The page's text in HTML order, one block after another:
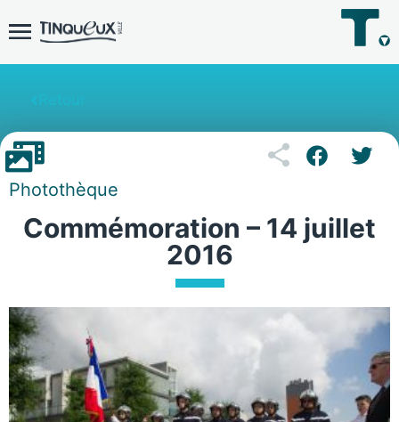
Photothèque
Commémoration – 14 juillet
2016